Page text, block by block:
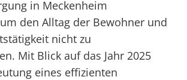
in Meckenheim
den Alltag der Bewohner und
nicht zu
Mit Blick auf das Jahr 2025
eines effizienten